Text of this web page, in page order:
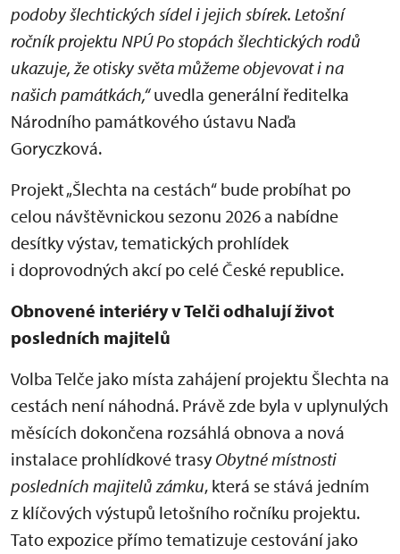
podoby šlechtických sídel i jejich sbírek. Letošní
ročník projektu NPÚ Po stopách šlechtických rodů
ukazuje, že otisky světa můžeme objevovat i na
našich památkách,“uvedla generální ředitelka
Národního památkového ústavu Naďa
Goryczková.
Projekt „Šlechta na cestách“ bude probíhat po
celou návštěvnickou sezonu 2026 a nabídne
desítky výstav, tematických prohlídek
i doprovodných akcí po celé České republice.
Obnovené interiéry v Telči odhalují život
posledních majitelů
Volba Telče jako místa zahájení projektu Šlechta na
cestách není náhodná. Právě zde byla v uplynulých
měsících dokončena rozsáhlá obnova a nová
instalace prohlídkové trasy Obytné místnosti
posledních majitelů zámku, která se stává jedním
z klíčových výstupů letošního ročníku projektu.
Tato expozice přímo tematizuje cestování jako